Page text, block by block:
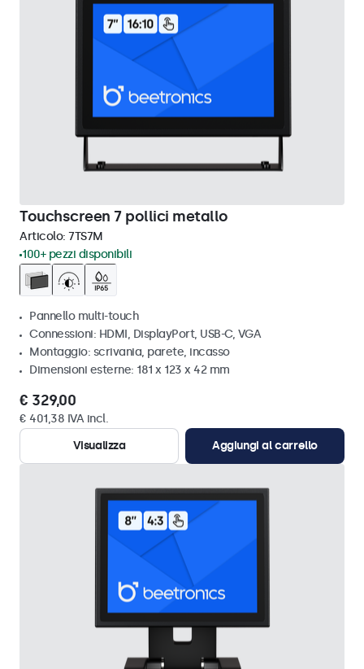
Touchscreen 7 pollici metallo
Articolo: 7TS7M
100+ pezzi disponibili
Pannello multi-touch
Connessioni: HDMI, DisplayPort, USB-C, VGA
Montaggio: scrivania, parete, incasso
Dimensioni esterne: 181 x 123 x 42 mm
€ 329,00
€ 401,38 IVA incl.
Visualizza
Aggiungi al carrello